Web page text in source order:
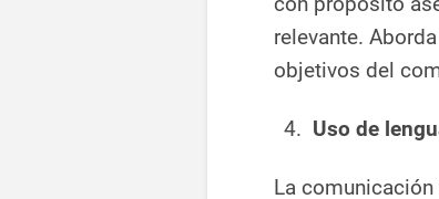
relevante.
objetivos del
Uso de
La